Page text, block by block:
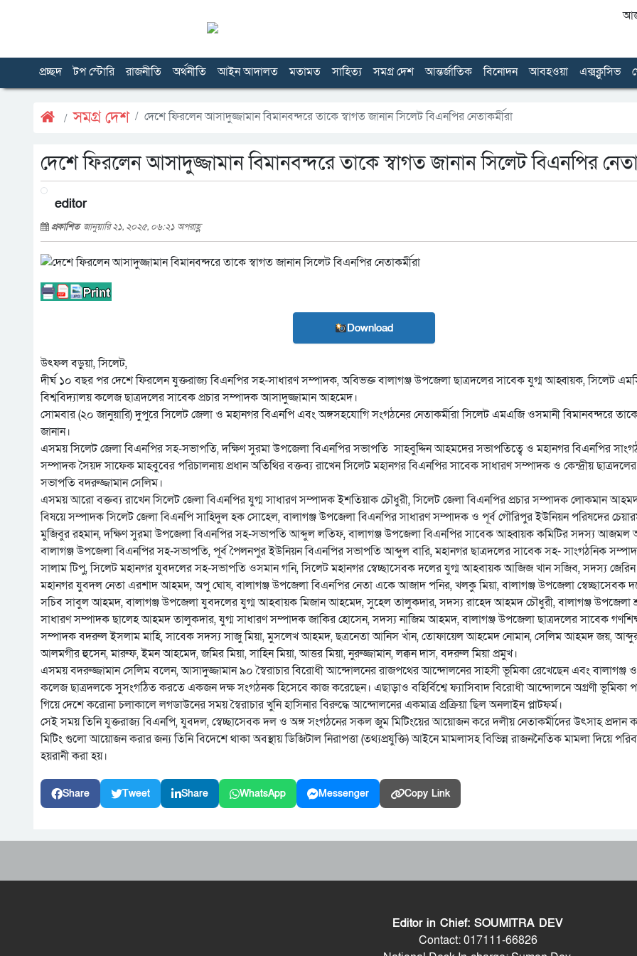
আজ
প্রচ্ছদ টপ স্টোরি রাজনীতি অর্থনীতি আইন আদালত মতামত সাহিত্য সমগ্র দেশ আন্তর্জাতিক বিনোদন আবহওয়া এক্সক্লুসিভ
সমগ্র দেশ দেশে ফিরলেন আসাদুজ্জামান বিমানবন্দরে তাকে স্বাগত জানান সিলেট বিএনপির নেতাকর্মীরা
দেশে ফিরলেন আসাদুজ্জামান বিমানবন্দরে তাকে স্বাগত জানান সিলেট বিএনপির
editor
প্রকাশিত জানুয়ারি ২১, ২০২৫, ০৬:২১ অপরাহ্ণ
Download
উৎফল বড়ুয়া, সিলেট,
দীর্ঘ ১০ বছর পর দেশে ফিরলেন যুক্তরাজ্য বিএনপির সহ-সাধারণ সম্পাদক, অবিভক্ত বালাগঞ্জ উপজেলা ছাত্রদলের সাবেক যুগ্ম আহ্বায়ক, সিলেট
বিশ্ববিদ্যালয় কলেজ ছাত্রদলের সাবেক প্রচার সম্পাদক আসাদুজ্জামান আহমেদ।
সোমবার (২০ জানুয়ারি) দুপুরে সিলেট জেলা ও মহানগর বিএনপি এবং অঙ্গসহযোগি সংগঠনের নেতাকর্মীরা সিলেট এমএজি ওসমানী বিমানবন্দরে
জানান।
এসময় সিলেট জেলা বিএনপির সহ-সভাপতি, দক্ষিণ সুরমা উপজেলা বিএনপির সভাপতি সাহবুদ্দিন আহমদের সভাপতিত্বে ও মহানগর বিএনপির
সম্পাদক সৈয়দ সাফেক মাহবুবের পরিচালনায় প্রধান অতিথির বক্তব্য রাখেন সিলেট মহানগর বিএনপির সাবেক সাধারণ সম্পাদক ও কেন্দ্রীয়
সভাপতি বদরুজ্জামান সেলিম।
এসময় আরো বক্তব্য রাখেন সিলেট জেলা বিএনপির যুগ্ম সাধারণ সম্পাদক ইশতিয়াক চৌধুরী, সিলেট জেলা বিএনপির প্রচার সম্পাদক লোকমান
বিষয়ে সম্পাদক সিলেট জেলা বিএনপি সাহিদুল হক সোহেল, বালাগঞ্জ উপজেলা বিএনপির সাধারণ সম্পাদক ও পূর্ব গৌরিপুর ইউনিয়ন পরিষদের
মুজিবুর রহমান, দক্ষিণ সুরমা উপজেলা বিএনপির সহ-সভাপতি আব্দুল লতিফ, বালাগঞ্জ উপজেলা বিএনপির সাবেক আহ্বায়ক কমিটির সদস্য
বালাগঞ্জ উপজেলা বিএনপির সহ-সভাপতি, পূর্ব পৈলনপুর ইউনিয়ন বিএনপির সভাপতি আব্দুল বারি, মহানগর ছাত্রদলের সাবেক সহ- সাংগঠনিক
সালাম টিপু, সিলেট মহানগর যুবদলের সহ-সভাপতি ওসমান গনি, সিলেট মহানগর স্বেচ্ছাসেবক দলের যুগ্ম আহবায়ক আজিজ খান সজিব, সদস্য
মহানগর যুবদল নেতা এরশাদ আহমদ, অপু ঘোষ, বালাগঞ্জ উপজেলা বিএনপির নেতা একে আজাদ পনির, খলকু মিয়া, বালাগঞ্জ উপজেলা স্বেচ্ছাসেবক
সচিব সাবুল আহমদ, বালাগঞ্জ উপজেলা যুবদলের যুগ্ম আহবায়ক মিজান আহমেদ, সুহেল তালুকদার, সদস্য রাহেদ আহমদ চৌধুরী, বালাগঞ্জ উপজেলা
সাধারণ সম্পাদক ছালেহ আহমদ তালুকদার, যুগ্ম সাধারণ সম্পাদক জাকির হোসেন, সদস্য নাজিম আহমদ, বালাগঞ্জ উপজেলা ছাত্রদলের সাবেক
সম্পাদক বদরুল ইসলাম মাহি, সাবেক সদস্য সাজু মিয়া, মুসলেখ আহমদ, ছত্রনেতা আনিস খাঁন, তোফায়েল আহমেদ নোমান, সেলিম আহমদ জয়,
আলমগীর হুসেন, মারুফ, ইমন আহমেদ, জমির মিয়া, সাহিন মিয়া, আত্তর মিয়া, নুরুজ্জামান, লক্কন দাস, বদরুল মিয়া প্রমুখ।
এসময় বদরুজ্জামান সেলিম বলেন, আসাদুজ্জামান ৯০ স্বৈরাচার বিরোধী আন্দোলনের রাজপথের আন্দোলনের সাহসী ভূমিকা রেখেছেন এবং বালাগঞ্জ
কলেজ ছাত্রদলকে সুসংগঠিত করতে একজন দক্ষ সংগঠনক হিসেবে কাজ করেছেন। এছাড়াও বহির্বিশ্বে ফ্যাসিবাদ বিরোধী আন্দোলনে অগ্রণী ভূমিকা
গিয়ে দেশে করোনা চলাকালে লগডাউনের সময় স্বৈরাচার খুনি হাসিনার বিরুদ্ধে আন্দোলনের একমাত্র প্রক্রিয়া ছিল অনলাইন প্লাটফর্ম।
সেই সময় তিনি যুক্তরাজ্য বিএনপি, যুবদল, স্বেচ্ছাসেবক দল ও অঙ্গ সংগঠনের সকল জুম মিটিংয়ের আয়োজন করে দলীয় নেতাকর্মীদের উৎসাহ প্রদান
মিটিং গুলো আয়োজন করার জন্য তিনি বিদেশে থাকা অবস্থায় ডিজিটাল নিরাপত্তা (তথ্যপ্রযুক্তি) আইনে মামলাসহ বিভিন্ন রাজননৈতিক মামলা দিয়ে
হয়রানী করা হয়।
Share Tweet Share WhatsApp Messenger Copy Link
Editor in Chief: SOUMITRA DEV
Contact: 017111-66826